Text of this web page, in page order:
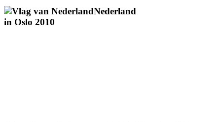
Nederland
in Oslo 2010